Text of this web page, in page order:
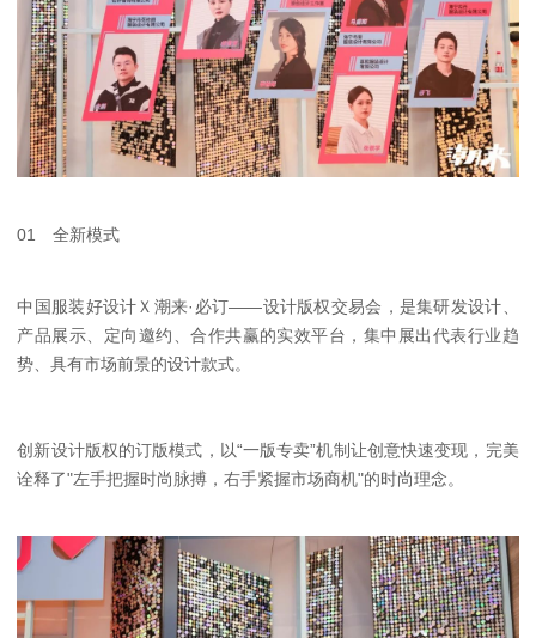
01 全新模式
中国服装好设计Ｘ潮来·必订——设计版权交易会，是集研发设计、
产品展示、定向邀约、合作共赢的实效平台，集中展出代表行业趋
势、具有市场前景的设计款式。
创新设计版权的订版模式，以“一版专卖”机制让创意快速变现，完美
诠释了"左手把握时尚脉搏，右手紧握市场商机"的时尚理念。